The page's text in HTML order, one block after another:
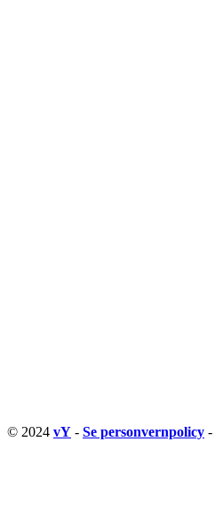
© 2024 vY - Se personvernpolicy -